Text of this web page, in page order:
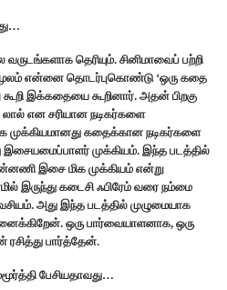
தெரியும். சினிமாவைப் பற்றி
என்னை தொடர்புகொண்டு ‘ஒரு கதை
இக்கதையை கூறினார். அதன் பிறகு
லால் என சரியான நடிகர்களை
முக்கியமானது கதைக்கான நடிகர்களை
இசையமைப்பாளர் முக்கியம். இந்த படத்தில்
இசை மிக முக்கியம் என்று
இருந்து கடைசி ஃபிரேம் வரை நம்மை
அது இந்த படத்தில் முழுமையாக
ஒரு பார்வையாளனாக, ஒரு
பார்த்தேன்.
பேசியதாவது…